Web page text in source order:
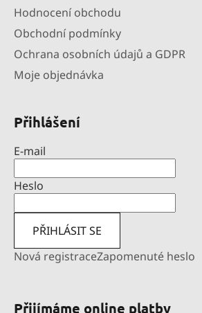
Hodnocení obchodu
Obchodní podmínky
Ochrana osobních údajů a GDPR
Moje objednávka
Přihlášení
E-mail
Heslo
PŘIHLÁSIT SE
Nová registraceZapomenuté heslo
Přijímáme online platby